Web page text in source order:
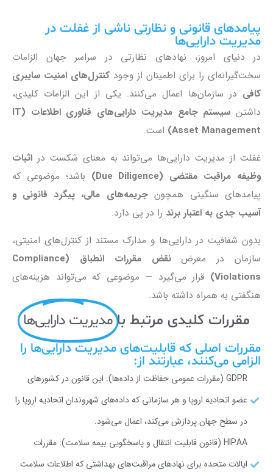
پیامدهای قانونی و نظارتی ناشی از غفلت در
مدیریت دارایی‌ها
در دنیای امروز، نهادهای نظارتی در سراسر جهان الزامات
سخت‌گیرانه‌ای را برای اطمینان از وجود کنترل‌های امنیت سایبری
کافی در سازمان‌ها اعمال می‌کنند. یکی از این الزامات کلیدی،
داشتن
سیستم جامع مدیریت دارایی‌های فناوری اطلاعات (IT
Asset Management) است.
غفلت از مدیریت دارایی‌ها می‌تواند به معنای شکست در اثبات
وظیفه مراقبت مقتضی (Due Diligence)
باشد؛ موضوعی که
پیامدهای سنگینی همچونجریمه‌های مالی، پیگرد قانونی و
آسیب جدی به اعتبار برند را در پی دارد.
بدون شفافیت در دارایی‌ها و مدارک مستند از کنترل‌های امنیتی،
سازمان در معرض
نقض مقررات انطباق (Compliance
Violations)
قرار می‌گیرد — موضوعی که می‌تواند هزینه‌های
هنگفتی به همراه داشته باشد.
مقررات کلیدی مرتبط بامدیریت دارایی‌ها
مقررات اصلی که قابلیت‌های مدیریت دارایی‌ها را
الزامی می‌کنند، عبارتند از:
GDPR (مقررات عمومی حفاظت از داده‌ها): این قانون در کشورهای
عضو اتحادیه اروپا و هر سازمانی که داده‌های شهروندان اتحادیه اروپا را
در سطح جهان پردازش می‌کند، اعمال می‌شود.
HIPAA (قانون قابلیت انتقال و پاسخگویی بیمه سلامت): مقررات
ایالات متحده برای نهادهای مراقبت‌های بهداشتی که اطلاعات سلامت